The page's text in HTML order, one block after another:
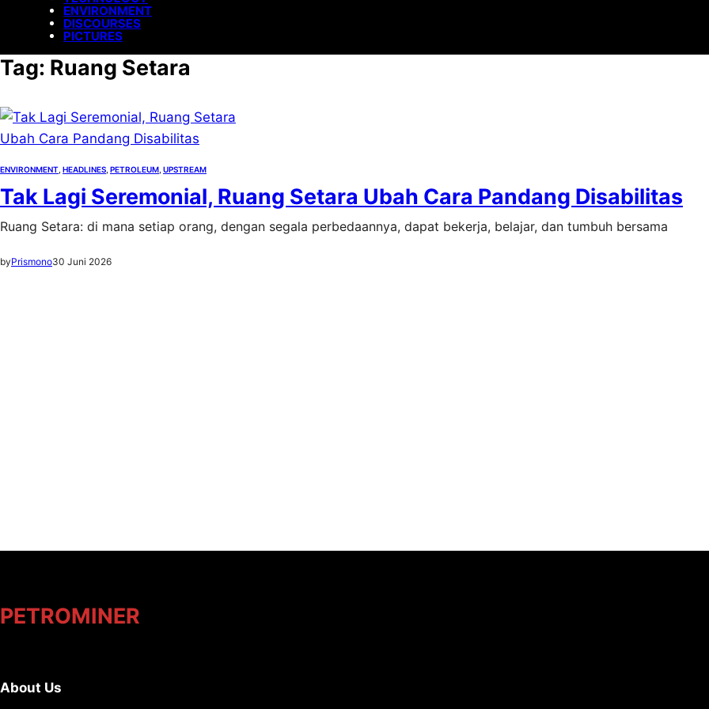
ENVIRONMENT
DISCOURSES
PICTURES
Tag: Ruang Setara
ENVIRONMENT HEADLINES PETROLEUM UPSTREAM
Tak Lagi Seremonial, Ruang Setara Ubah Cara Pandang Disabilitas
Ruang Setara: di mana setiap orang, dengan segala perbedaannya, dapat bekerja, belajar, dan tumbuh bersama
byPrismono30 Juni 2026
PETROMINER
About Us